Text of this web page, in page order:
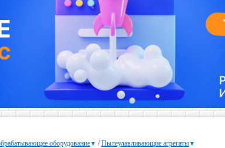
оборудование▼ /Пылеулавливающие агрегаты▼